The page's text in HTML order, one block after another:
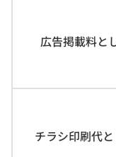
広告掲載料と
チラシ印刷代